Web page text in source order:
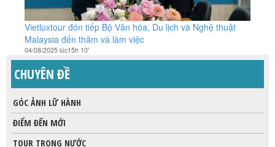
Vietluxtour đón tiếp Bộ Văn hóa, Du lịch và Nghệ thuật
Malaysia đến thăm và làm việc
04/08/2025 lúc15h 10'
CHUYÊN ĐỀ
GÓC ẢNH LỮ HÀNH
ĐIỂM ĐẾN MỚI
TOUR TRONG NƯỚC